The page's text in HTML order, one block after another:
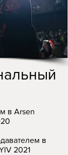
в Arsen
в
2021